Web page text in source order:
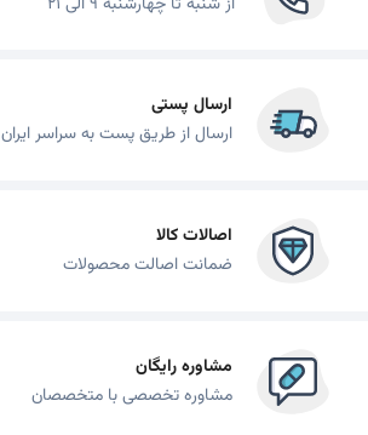
ارسال پستی
ارسال از طریق پست به سراسر ایران
اصالات کالا
ضمانت اصالت محصولات
مشاوره رایگان
مشاوره تخصصی با متخصصان